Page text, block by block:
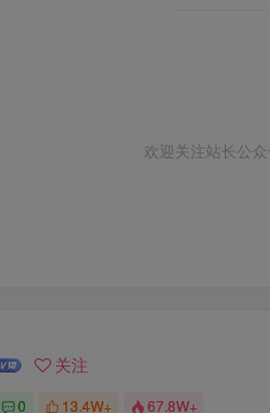
欢迎关注站长公
关注
0 13.4W+ 67.8W+